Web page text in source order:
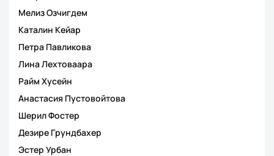
Мелиз Озчигдем
Каталин Кейар
Петра Павликова
Лина Лехтоваара
Райм Хусейн
Анастасия Пустовойтова
Шерил Фостер
Дезире Грундбахер
Эстер Урбан